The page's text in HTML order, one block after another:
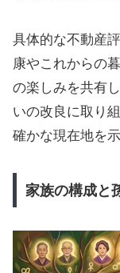
具体的な不動産
康やこれからの
の楽しみを共有
いの改良に取り
確かな現在地を
家族の構成と